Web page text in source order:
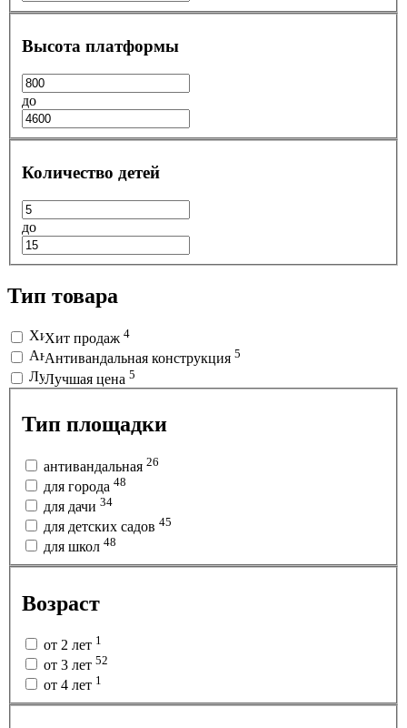
Высота платформы
до
Количество детей
до
Тип товара
Хит продаж 4
Антивандальная конструкция 5
Лучшая цена 5
Тип площадки
антивандальная 26
для города 48
для дачи 34
для детских садов 45
для школ 48
Возраст
от 2 лет 1
от 3 лет 52
от 4 лет 1